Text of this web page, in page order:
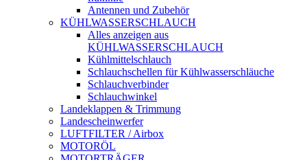
Antennen und Zubehör
KÜHLWASSERSCHLAUCH
Alles anzeigen aus
KÜHLWASSERSCHLAUCH
Kühlmittelschlauch
Schlauchschellen für Kühlwasserschläuche
Schlauchverbinder
Schlauchwinkel
Landeklappen & Trimmung
Landescheinwerfer
LUFTFILTER / Airbox
MOTORÖL